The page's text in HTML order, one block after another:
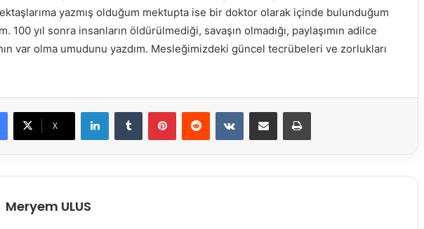
yazmış olduğum mektupta ise bir doktor olarak içinde bulunduğum
100 yıl sonra insanların öldürülmediği, savaşın olmadığı, paylaşımın adilce
var olma umudunu yazdım. Mesleğimizdeki güncel tecrübeleri ve zorlukları
X
LinkedInTumblr PinterestReddit VKontakteE-Posta ile paylaş Yazdır
Meryem ULUS